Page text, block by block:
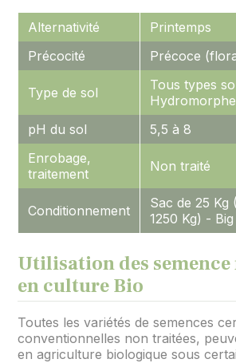
Alternativité
Printemps
Précocité
Précoce
Type de sol
Tous types
pH du sol
5,5 à 8
Enrobage,
traitement
Non traité
Conditionnement
Sac de 25 Kg
1250 Kg) -
Utilisation des
en culture Bio
Toutes les variétés de semences
conventionnelles non traitées,
en agriculture biologique sous